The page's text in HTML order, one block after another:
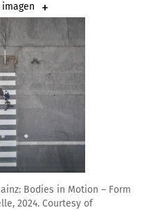
Bodies in Motion – Form
2024. Courtesy of